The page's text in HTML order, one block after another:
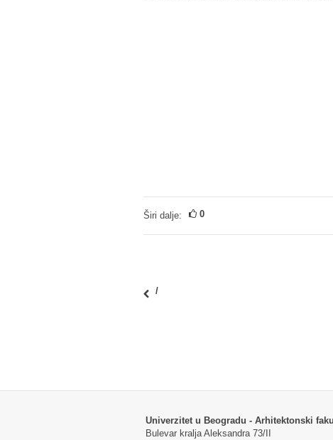
Širi dalje: 0
/
Univerzitet u Beogradu - Arhitektonski
Bulevar kralja Aleksandra 73/II